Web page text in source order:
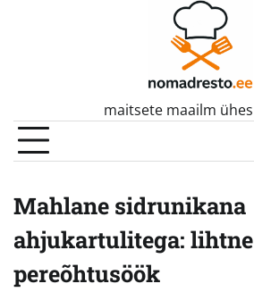
maitsete maailm
Mahlane sidrunikana
ahjukartulitega: lihtne
pereõhtusöök